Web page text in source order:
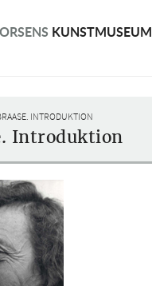
KUNSTMUSEUM
INTRODUKTION
Introduktion